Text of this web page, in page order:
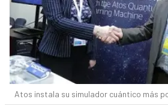
Atos instala su simulador cuántico más